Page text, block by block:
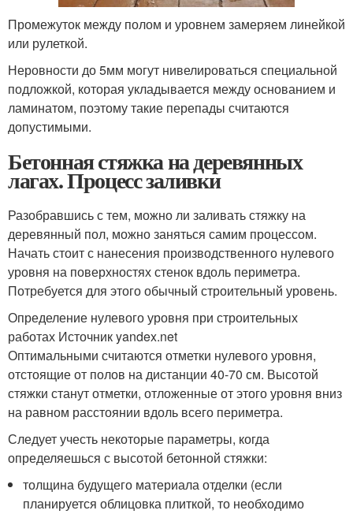
Промежуток между полом и уровнем замеряем линейкой
или рулеткой.
Неровности до 5мм могут нивелироваться специальной
подложкой, которая укладывается между основанием и
ламинатом, поэтому такие перепады считаются
допустимыми.
Бетонная стяжка на деревянных
лагах. Процесс заливки
Разобравшись с тем, можно ли заливать стяжку на
деревянный пол, можно заняться самим процессом.
Начать стоит с нанесения производственного нулевого
уровня на поверхностях стенок вдоль периметра.
Потребуется для этого обычный строительный уровень.
Определение нулевого уровня при строительных
работах Источник yandex.net
Оптимальными считаются отметки нулевого уровня,
отстоящие от полов на дистанции 40-70 см. Высотой
стяжки станут отметки, отложенные от этого уровня вниз
на равном расстоянии вдоль всего периметра.
Следует учесть некоторые параметры, когда
определяешься с высотой бетонной стяжки:
толщина будущего материала отделки (если
планируется облицовка плиткой, то необходимо